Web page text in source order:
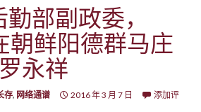
部副政委，
朝鲜阳德群马庄
永祥
存, 网络通谱 2016 年 3 月 7 日
添加评